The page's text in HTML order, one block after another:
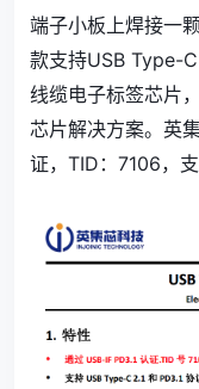
端子小板上焊接一
款支持USB Type-
线缆电子标签芯片
芯片解决方案。英
证，TID：7106，